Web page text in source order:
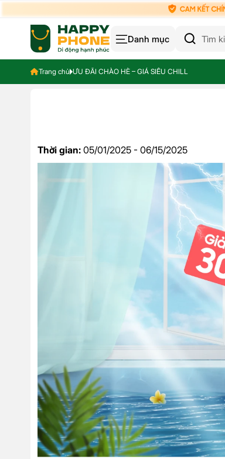
Danh mục
Trang chủ ƯU ĐÃI CHÀO HÈ – GIÁ SIÊU CHILL
Thời gian: 05/01/2025 - 06/15/2025